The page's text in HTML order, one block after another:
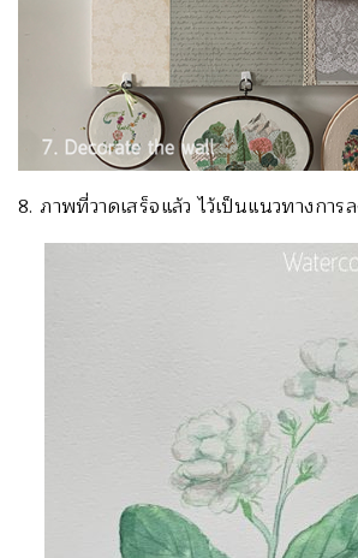
8. ภาพที่วาดเสร็จแล้ว ไว้เป็นแนวทางการ